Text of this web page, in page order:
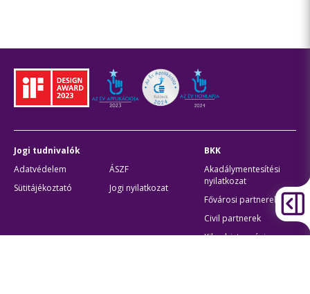
Jogi tudnivalók
Adatvédelem
ÁSZF
Sütitájékoztató
Jogi nyilatkozat
BKK
Akadálymentesítési
nyilatkozat
Fővárosi partnerek
Civil partnerek
Kiberbiztonsági